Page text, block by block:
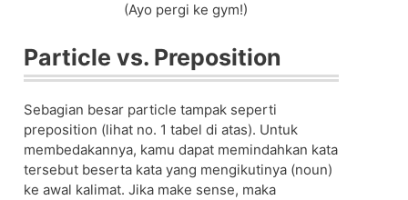
(Ayo pergi ke gym!)
Particle vs. Preposition
Sebagian besar particle tampak seperti
preposition (lihat no. 1 tabel di atas). Untuk
membedakannya, kamu dapat memindahkan kata
tersebut beserta kata yang mengikutinya (noun)
ke awal kalimat. Jika make sense, maka